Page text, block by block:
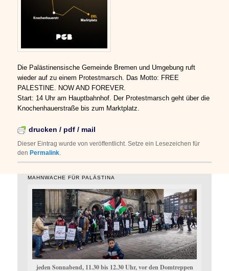
Die Palästinensische Gemeinde Bremen und Umgebung ruft
wieder auf zu einem Protestmarsch. Das Motto: FREE
PALESTINE. NOW AND FOREVER.
Start: 14 Uhr am Hauptbahnhof. Der Protestmarsch geht über die
Knochenhauerstraße bis zum Marktplatz.
drucken / pdf / mail
Dieser Eintrag wurde vonveröffentlicht. Setze ein Lesezeichen für
den Permalink.
MAHNWACHE FÜR PALÄSTINA
jeden Sonnabend, 11.30 bis 12.30 Uhr, vor den Domtreppen